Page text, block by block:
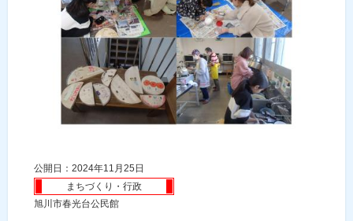
公開日：2024年11月25日
まちづくり・行政
旭川市春光台公民館